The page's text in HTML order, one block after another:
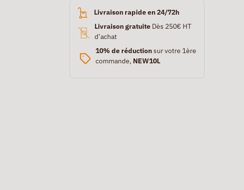
Livraison rapide en 24/72h
Livraison gratuiteDès 250€ HT
d’achat
10% de réductionsur votre 1ère
commande, NEW10L